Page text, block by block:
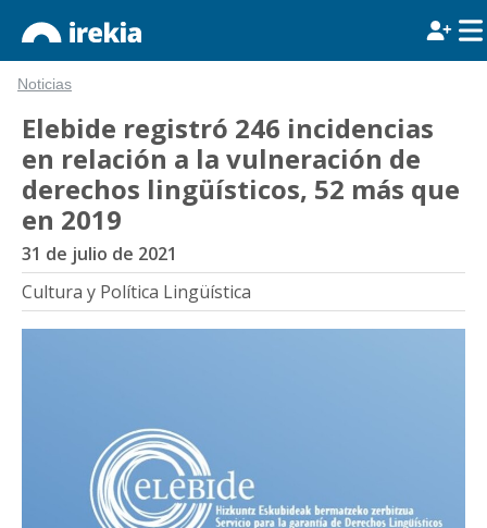
Noticias
Elebide registró 246 incidencias
en relación a la vulneración de
derechos lingüísticos, 52 más que
en 2019
31 de julio de 2021
Cultura y Política Lingüística